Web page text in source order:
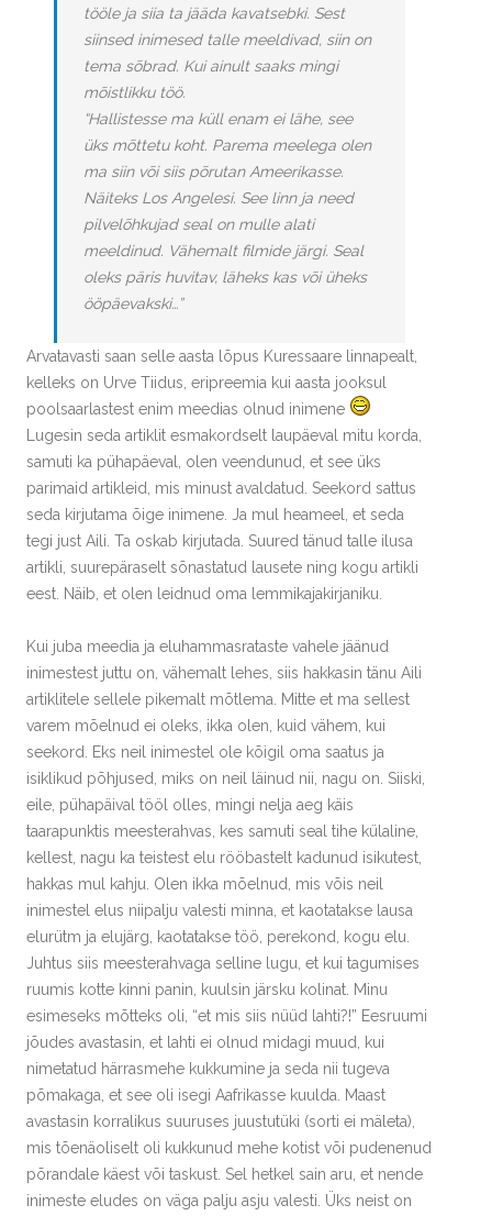
tööle ja siia ta jääda kavatsebki. Sest
siinsed inimesed talle meeldivad, siin on
tema sõbrad. Kui ainult saaks mingi
mõistlikku töö.
“Hallistesse ma küll enam ei lähe, see
üks mõttetu koht. Parema meelega olen
ma siin või siis põrutan Ameerikasse.
Näiteks Los Angelesi. See linn ja need
pilvelõhkujad seal on mulle alati
meeldinud. Vähemalt filmide järgi. Seal
oleks päris huvitav, läheks kas või üheks
ööpäevakski…”
Arvatavasti saan selle aasta lõpus Kuressaare linnapealt,
kelleks on Urve Tiidus, eripreemia kui aasta jooksul
poolsaarlastest enim meedias olnud inimene
Lugesin seda artiklit esmakordselt laupäeval mitu korda,
samuti ka pühapäeval, olen veendunud, et see üks
parimaid artikleid, mis minust avaldatud. Seekord sattus
seda kirjutama õige inimene. Ja mul heameel, et seda
tegi just Aili. Ta oskab kirjutada. Suured tänud talle ilusa
artikli, suurepäraselt sõnastatud lausete ning kogu artikli
eest. Näib, et olen leidnud oma lemmikajakirjaniku.
Kui juba meedia ja eluhammasrataste vahele jäänud
inimestest juttu on, vähemalt lehes, siis hakkasin tänu Aili
artiklitele sellele pikemalt mõtlema. Mitte et ma sellest
varem mõelnud ei oleks, ikka olen, kuid vähem, kui
seekord. Eks neil inimestel ole kõigil oma saatus ja
isiklikud põhjused, miks on neil läinud nii, nagu on. Siiski,
eile, pühapäival tööl olles, mingi nelja aeg käis
taarapunktis meesterahvas, kes samuti seal tihe külaline,
kellest, nagu ka teistest elu rööbastelt kadunud isikutest,
hakkas mul kahju. Olen ikka mõelnud, mis võis neil
inimestel elus niipalju valesti minna, et kaotatakse lausa
elurütm ja elujärg, kaotatakse töö, perekond, kogu elu.
Juhtus siis meesterahvaga selline lugu, et kui tagumises
ruumis kotte kinni panin, kuulsin järsku kolinat. Minu
esimeseks mõtteks oli, “et mis siis nüüd lahti?!” Eesruumi
jõudes avastasin, et lahti ei olnud midagi muud, kui
nimetatud härrasmehe kukkumine ja seda nii tugeva
põmakaga, et see oli isegi Aafrikasse kuulda. Maast
avastasin korralikus suuruses juustutüki (sorti ei mäleta),
mis tõenäoliselt oli kukkunud mehe kotist või pudenenud
põrandale käest või taskust. Sel hetkel sain aru, et nende
inimeste eludes on väga palju asju valesti. Üks neist on